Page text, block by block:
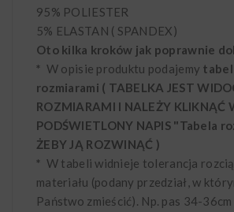
95% POLIESTER
5% ELASTAN ( SPANDEX)
Oto kilka kroków jak poprawnie
* W opisie produktu podajemy
rozmiarami ( TABELKA JEST
ROZMIARAMI I NALEŻY KLIKNĄĆ
PODŚWIETLONY NAPIS "Tabela
ŻEBY JĄ ROZWINĄĆ )
* W tabeli widnieje tolerancja
materiału (podany przedział, w
Państwo zmieścić). Np. pas 34-